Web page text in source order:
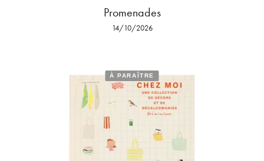
Promenades
14/10/2026
À PARAÎTRE